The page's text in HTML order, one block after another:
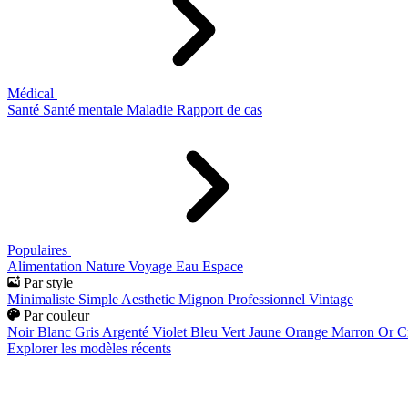
Médical
Santé Santé mentale Maladie Rapport de cas
Populaires
Alimentation Nature Voyage Eau Espace
Par style
Minimaliste Simple Aesthetic Mignon Professionnel Vintage
Par couleur
Noir Blanc Gris Argenté Violet Bleu Vert Jaune Orange Marron Or
Explorer les modèles récents